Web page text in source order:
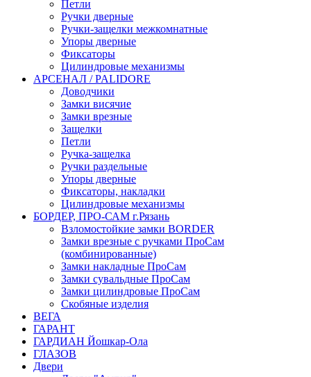
Петли
Ручки дверные
Ручки-защелки межкомнатные
Упоры дверные
Фиксаторы
Цилиндровые механизмы
АРСЕНАЛ / PALIDORE
Доводчики
Замки висячие
Замки врезные
Защелки
Петли
Ручка-защелка
Ручки раздельные
Упоры дверные
Фиксаторы, накладки
Цилиндровые механизмы
БОРДЕР, ПРО-САМ г.Рязань
Взломостойкие замки BORDER
Замки врезные с ручками ПроСам
(комбинированные)
Замки накладные ПроСам
Замки сувальдные ПроСам
Замки цилиндровые ПроСам
Скобяные изделия
ВЕГА
ГАРАНТ
ГАРДИАН Йошкар-Ола
ГЛАЗОВ
Двери